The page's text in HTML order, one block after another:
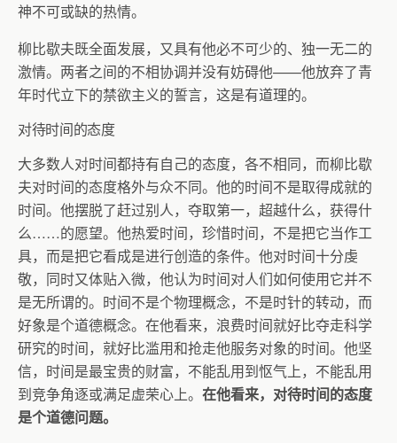
神不可或缺的热情。
柳比歇夫既全面发展，又具有他必不可少的、独一无二的
激情。两者之间的不相协调并没有妨碍他——他放弃了青
年时代立下的禁欲主义的誓言，这是有道理的。
对待时间的态度
大多数人对时间都持有自己的态度，各不相同，而柳比歇
夫对时间的态度格外与众不同。他的时间不是取得成就的
时间。他摆脱了赶过别人，夺取第一，超越什么，获得什
么……的愿望。他热爱时间，珍惜时间，不是把它当作工
具，而是把它看成是进行创造的条件。他对时间十分虔
敬，同时又体贴入微，他认为时间对人们如何使用它并不
是无所谓的。时间不是个物理概念，不是时针的转动，而
好象是个道德概念。在他看来，浪费时间就好比夺走科学
研究的时间，就好比滥用和抢走他服务对象的时间。他坚
信，时间是最宝贵的财富，不能乱用到怄气上，不能乱用
到竞争角逐或满足虚荣心上。 在他看来，对待时间的态度
是个道德问题。